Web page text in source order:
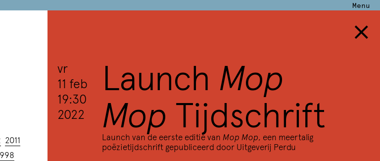
Menu
2011
×
vr
11 feb
19:30
2022
Launch Mop
Mop Tijdschrift
Launch van de eerste editie van Mop Mop, een meertalig
poëzietijdschrift gepubliceerd door Uitgeverij Perdu